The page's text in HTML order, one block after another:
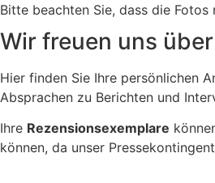
Bitte beachten Sie, dass die
Wir freuen uns
Hier finden Sie Ihre persönlichen
Absprachen zu Berichten und
Ihre Rezensionsexemplare
können, da unser